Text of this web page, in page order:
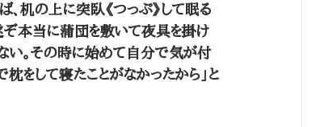
、机の上に突臥《つっぷ》して眠る
ぞ本当に蒲団を敷いて夜具を掛け
い。その時に始めて自分で気が付
枕をして寝たことがなかったから」と